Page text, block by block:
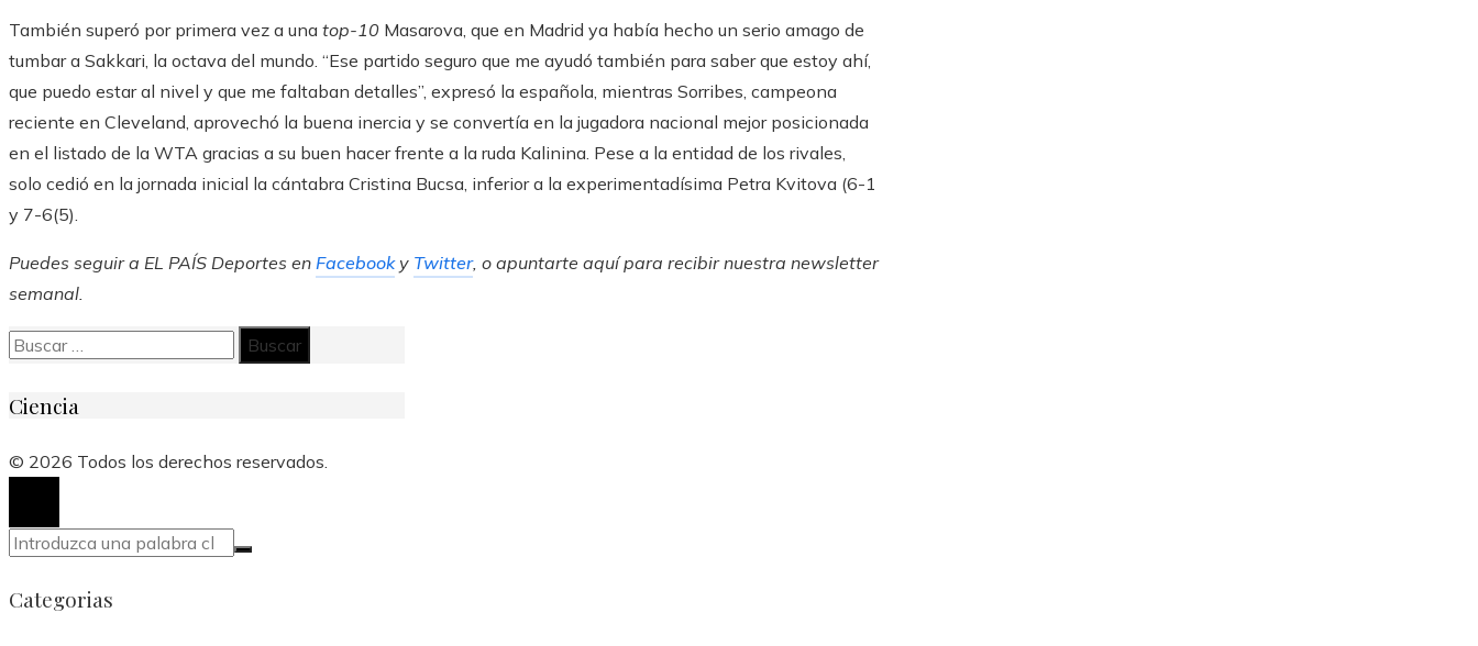
También superó por primera vez a una top-10 Masarova, que en Madrid ya había hecho un serio amago de
tumbar a Sakkari, la octava del mundo. “Ese partido seguro que me ayudó también para saber que estoy ahí,
que puedo estar al nivel y que me faltaban detalles”, expresó la española, mientras Sorribes, campeona
reciente en Cleveland, aprovechó la buena inercia y se convertía en la jugadora nacional mejor posicionada
en el listado de la WTA gracias a su buen hacer frente a la ruda Kalinina. Pese a la entidad de los rivales,
solo cedió en la jornada inicial la cántabra Cristina Bucsa, inferior a la experimentadísima Petra Kvitova (6-1
y 7-6(5).
Puedes seguir a EL PAÍS Deportes en Facebooky Twitter, o apuntarte aquí para recibirnuestra newsletter
semanal.
Buscar:
Ciencia
© 2026 Todos los derechos reservados.
Categorias